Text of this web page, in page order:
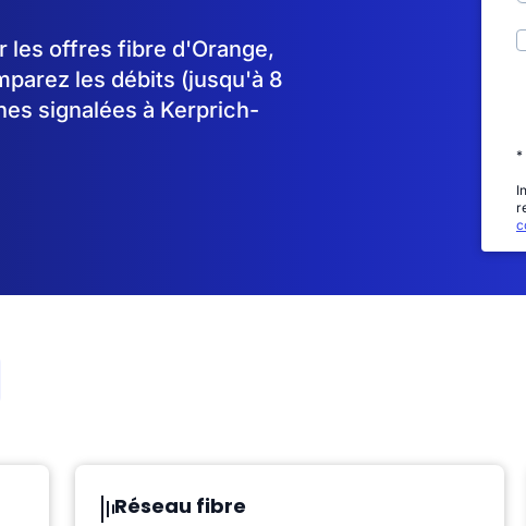
les offres fibre d'Orange,
les débits (jusqu'à 8
signalées à Kerprich-
*
Réseau fibre